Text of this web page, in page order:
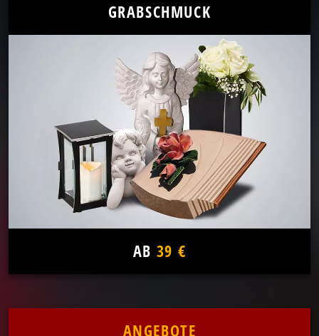
GRABSCHMUCK
AB 39 €
ANGEBOTE